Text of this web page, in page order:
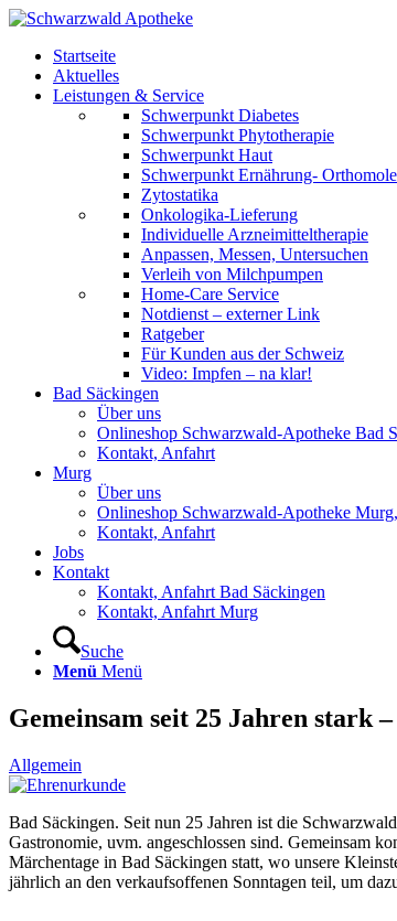
Startseite
Aktuelles
Leistungen & Service
Schwerpunkt Diabetes
Schwerpunkt Phytotherapie
Schwerpunkt Haut
Schwerpunkt Ernährung-
Zytostatika
Onkologika-Lieferung
Individuelle Arzneimitteltherapie
Anpassen, Messen, Untersuchen
Verleih von Milchpumpen
Home-Care Service
Notdienst – externer Link
Ratgeber
Für Kunden aus der Schweiz
Video: Impfen – na klar!
Bad Säckingen
Über uns
Onlineshop Schwarzwald-Apotheke Bad
Kontakt, Anfahrt
Murg
Über uns
Onlineshop Schwarzwald-Apotheke
Kontakt, Anfahrt
Jobs
Kontakt
Kontakt, Anfahrt Bad Säckingen
Kontakt, Anfahrt Murg
Suche
Menü Menü
Gemeinsam seit 25 Jahren stark
Allgemein
Bad Säckingen. Seit nun 25 Jahren ist die
Gastronomie, uvm. angeschlossen sind. Gemeinsam
Märchentage in Bad Säckingen statt, wo unsere
jährlich an den verkaufsoffenen Sonntagen teil, um